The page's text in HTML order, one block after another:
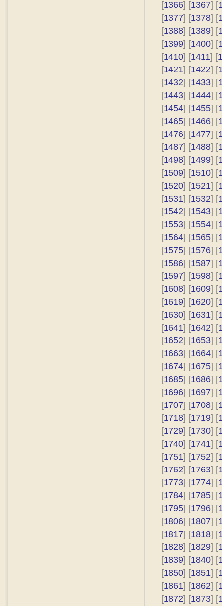
[1366] [1367] [
[1377] [1378] [
[1388] [1389] [
[1399] [1400] [
[1410] [1411] [
[1421] [1422] [
[1432] [1433] [
[1443] [1444] [
[1454] [1455] [
[1465] [1466] [
[1476] [1477] [
[1487] [1488] [
[1498] [1499] [
[1509] [1510] [
[1520] [1521] [
[1531] [1532] [
[1542] [1543] [
[1553] [1554] [
[1564] [1565] [
[1575] [1576] [
[1586] [1587] [
[1597] [1598] [
[1608] [1609] [
[1619] [1620] [
[1630] [1631] [
[1641] [1642] [
[1652] [1653] [
[1663] [1664] [
[1674] [1675] [
[1685] [1686] [
[1696] [1697] [
[1707] [1708] [
[1718] [1719] [
[1729] [1730] [
[1740] [1741] [
[1751] [1752] [
[1762] [1763] [
[1773] [1774] [
[1784] [1785] [
[1795] [1796] [
[1806] [1807] [
[1817] [1818] [
[1828] [1829] [
[1839] [1840] [
[1850] [1851] [
[1861] [1862] [
[1872] [1873] [